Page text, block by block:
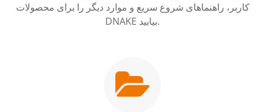
کاربر، راهنماهای شروع سریع و موارد دیگر را برای محصولات
DNAKE بیابید.